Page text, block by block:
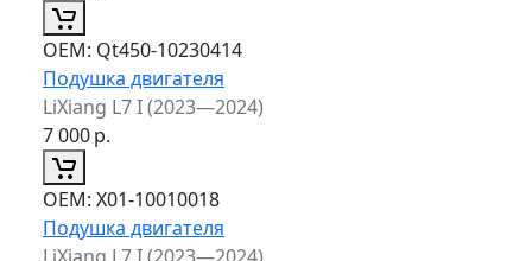
ОЕМ: Qt450-10230414
Подушка двигателя
LiXiang L7 I (2023—2024)
7 000р.
ОЕМ: X01-10010018
Подушка двигателя